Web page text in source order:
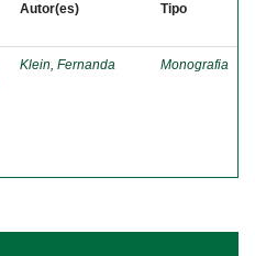
Autor(es) Tipo
Klein, Fernanda Monografia